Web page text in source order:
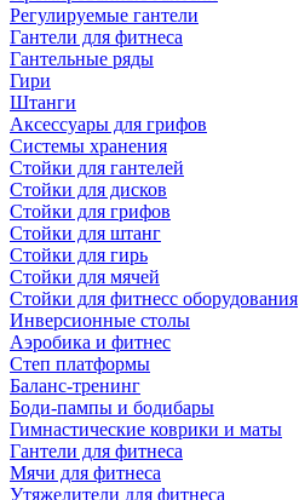
Регулируемые гантели
Гантели для фитнеса
Гантельные ряды
Гири
Штанги
Аксессуары для грифов
Системы хранения
Стойки для гантелей
Стойки для дисков
Стойки для грифов
Стойки для штанг
Стойки для гирь
Стойки для мячей
Стойки для фитнесс оборудования
Инверсионные столы
Аэробика и фитнес
Степ платформы
Баланс-тренинг
Боди-пампы и бодибары
Гимнастические коврики и маты
Гантели для фитнеса
Мячи для фитнеса
Утяжелители для фитнеса